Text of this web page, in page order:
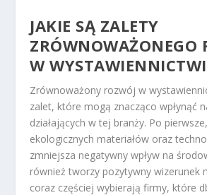
JAKIE SĄ ZALETY
ZRÓWNOWAŻONEGO
W
Zrównoważony rozwój w
zalet, które mogą znacząco wpłynąć
działających w tej branży. Po
ekologicznych materiałów oraz
zmniejsza negatywny wpływ na
również tworzy pozytywny wizerunek
coraz częściej wybierają firmy, które